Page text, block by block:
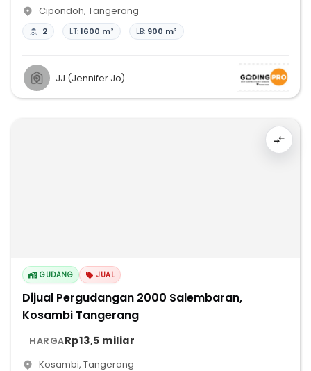
Cipondoh, Tangerang
2 LT:1600 m² LB: 900 m²
JJ (Jennifer Jo)
GUDANG JUAL
Dijual Pergudangan 2000 Salembaran,
Kosambi Tangerang
HARGARp13,5 miliar
Kosambi, Tangerang